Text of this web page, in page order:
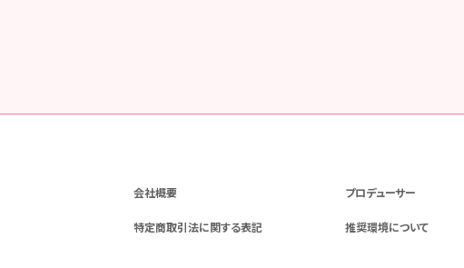
会社概要 プロデューサー
特定商取引法に関する表記 推奨環境について